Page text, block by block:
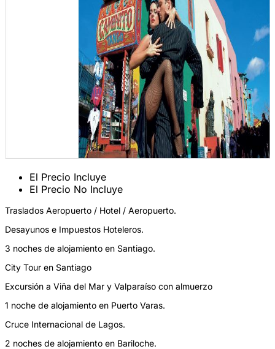
El Precio Incluye
El Precio No Incluye
Traslados Aeropuerto / Hotel / Aeropuerto.
Desayunos e Impuestos Hoteleros.
3 noches de alojamiento en Santiago.
City Tour en Santiago
Excursión a Viña del Mar y Valparaíso con almuerzo
1 noche de alojamiento en Puerto Varas.
Cruce Internacional de Lagos.
2 noches de alojamiento en Bariloche.